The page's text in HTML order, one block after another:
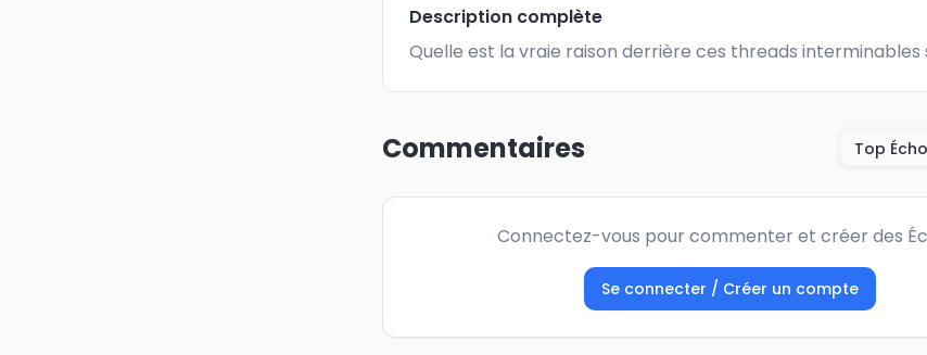
Description complète
Quelle est la vraie raison derrière ces threads interminables
Commentaires Top
Connectez-vous pour commenter et créer des
Se connecter / Créer un compte